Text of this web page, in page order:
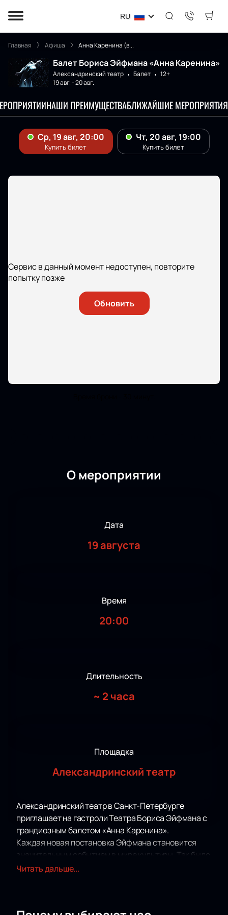
RU
Главная Афиша Анна Каренина (в...
Балет Бориса Эйфмана «Анна Каренина»
Александринский театр Балет
12+
19 авг.-20 авг.
НАШИ ПРЕИМУЩЕСТВАБЛИЖАЙШИЕ МЕРОПРИЯТИЯ
Сервис в данный момент недоступен, повторите
попытку позже
Обновить
О мероприятии
Дата
19 августа
Время
20:00
Длительность
~ 2 часа
Площадка
Александринский театр
Александринский театр в Санкт-Петербурге
приглашает на гастроли Театра Бориса Эйфмана с
грандиозным балетом «Анна Каренина».
Каждая новая постановка Эйфмана становится
значительным событием в мире культуры. Так было
и в 2005 году, когда состоялась премьера балета
Читать дальше...